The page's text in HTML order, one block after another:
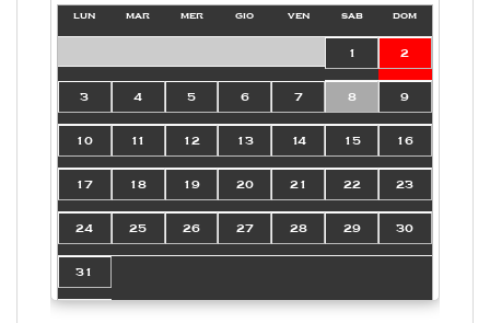
lun mar mer gio ven sab dom
1 2
3 4 5 6 7 8 9
10 11 12 13 14 15 16
17 18 19 20 21 22 23
24 25 26 27 28 29 30
31